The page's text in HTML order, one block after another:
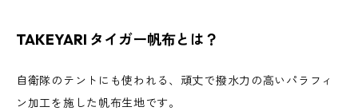
TAKEYARI タイガー帆布とは？
自衛隊のテントにも使われる、頑丈で撥水力の高いパラフィ
ン加工を施した帆布生地です。